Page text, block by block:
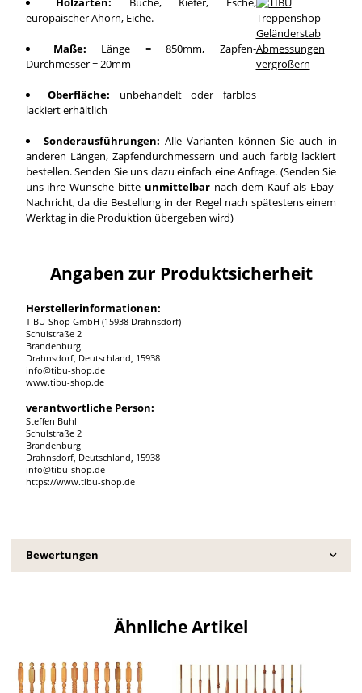
europäischer Ahorn, Eiche.
Maße: Länge = 850mm, Zapfen-
Durchmesser = 20mm
Oberfläche: unbehandelt oder farblos
lackiert erhältlich
vergrößern
Sonderausführungen: Alle Varianten können Sie auch in
anderen Längen, Zapfendurchmessern und auch farbig lackiert
bestellen. Senden Sie uns dazu einfach eine Anfrage. (Senden Sie
uns ihre Wünsche bitte unmittelbar nach dem Kauf als Ebay-
Nachricht, da die Bestellung in der Regel nach spätestens einem
Werktag in die Produktion übergeben wird)
Angaben zur Produktsicherheit
Herstellerinformationen:
TIBU-Shop GmbH (15938 Drahnsdorf)
Schulstraße 2
Brandenburg
Drahnsdorf, Deutschland, 15938
info@tibu-shop.de
www.tibu-shop.de
verantwortliche Person:
Steffen Buhl
Schulstraße 2
Brandenburg
Drahnsdorf, Deutschland, 15938
info@tibu-shop.de
https://www.tibu-shop.de
Bewertungen
Ähnliche Artikel